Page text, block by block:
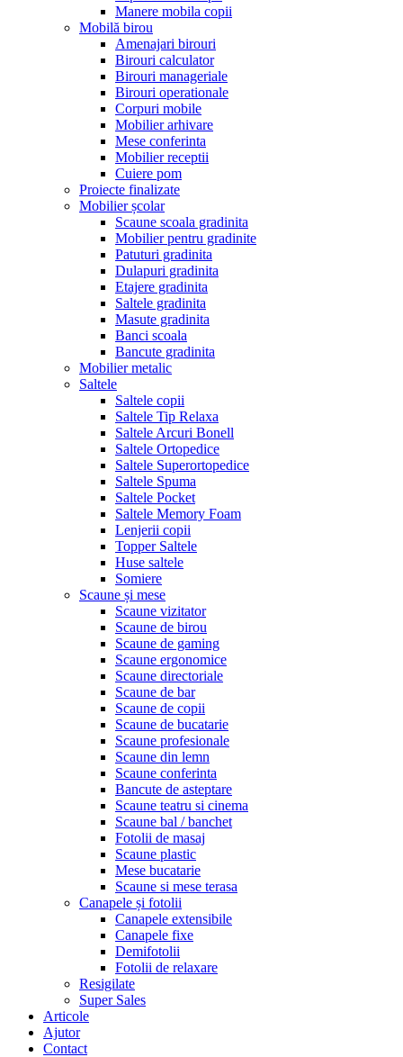
Manere mobila copii
Mobilă birou
Amenajari birouri
Birouri calculator
Birouri manageriale
Birouri operationale
Corpuri mobile
Mobilier arhivare
Mese conferinta
Mobilier receptii
Cuiere pom
Proiecte finalizate
Mobilier școlar
Scaune scoala gradinita
Mobilier pentru gradinite
Patuturi gradinita
Dulapuri gradinita
Etajere gradinita
Saltele gradinita
Masute gradinita
Banci scoala
Bancute gradinita
Mobilier metalic
Saltele
Saltele copii
Saltele Tip Relaxa
Saltele Arcuri Bonell
Saltele Ortopedice
Saltele Superortopedice
Saltele Spuma
Saltele Pocket
Saltele Memory Foam
Lenjerii copii
Topper Saltele
Huse saltele
Somiere
Scaune și mese
Scaune vizitator
Scaune de birou
Scaune de gaming
Scaune ergonomice
Scaune directoriale
Scaune de bar
Scaune de copii
Scaune de bucatarie
Scaune profesionale
Scaune din lemn
Scaune conferinta
Bancute de asteptare
Scaune teatru si cinema
Scaune bal / banchet
Fotolii de masaj
Scaune plastic
Mese bucatarie
Scaune si mese terasa
Canapele și fotolii
Canapele extensibile
Canapele fixe
Demifotolii
Fotolii de relaxare
Resigilate
Super Sales
Articole
Ajutor
Contact